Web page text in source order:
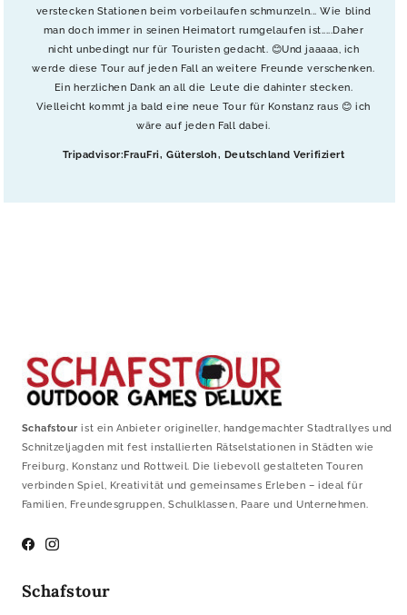
verstecken Stationen beim vorbeilaufen schmunzeln... Wie blind
man doch immer in seinen Heimatort rumgelaufen ist.....Daher
nicht unbedingt nur für Touristen gedacht. 😊Und jaaaaa, ich
werde diese Tour auf jeden Fall an weitere Freunde verschenken.
Ein herzlichen Dank an all die Leute die dahinter stecken.
Vielleicht kommt ja bald eine neue Tour für Konstanz raus 😊 ich
wäre auf jeden Fall dabei.
Tripadvisor:FrauFri, Gütersloh, Deutschland Verifiziert
Schafstour ist ein Anbieter origineller, handgemachter Stadtrallyes und
Schnitzeljagden mit fest installierten Rätselstationen in Städten wie
Freiburg, Konstanz und Rottweil. Die liebevoll gestalteten Touren
verbinden Spiel, Kreativität und gemeinsames Erleben – ideal für
Familien, Freundesgruppen, Schulklassen, Paare und Unternehmen.
Facebook
Instagram
Schafstour